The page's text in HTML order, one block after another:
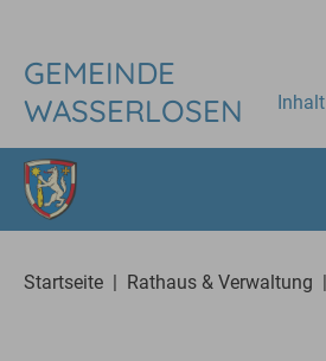
GEMEINDE
WASSERLOSEN
Inhalt
Startseite
Rathaus & Verwaltung